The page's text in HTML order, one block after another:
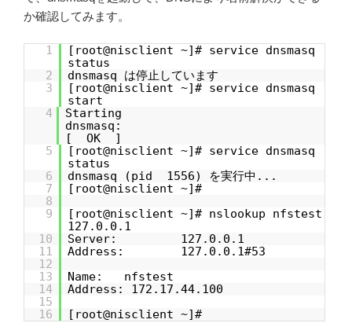
か確認してみます。
1
[root@nisclient ~]# service dnsmasq
status
2
dnsmasq は停止しています
3
[root@nisclient ~]# service dnsmasq
start
4
Starting
[ OK ]
5
[root@nisclient ~]# service dnsmasq
status
6
dnsmasq (pid 1556) を実行中...
7
[root@nisclient ~]#
8
9
[root@nisclient ~]# nslookup nfstest
127.0.0.1
10
Server: 127.0.0.1
11
Address: 127.0.0.1#53
12
13
Name: nfstest
14
Address: 172.17.44.100
15
16
[root@nisclient ~]#